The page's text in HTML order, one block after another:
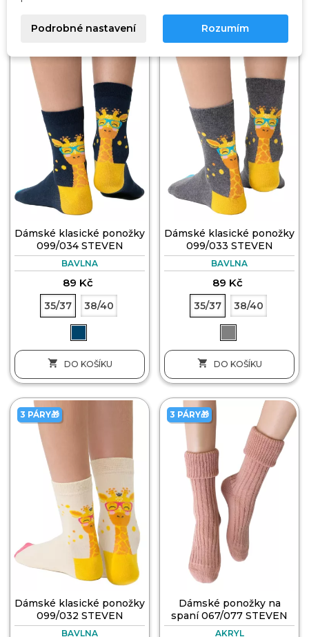
Dámské klasické ponožky
099/034 STEVEN
BAVLNA
89 Kč
35/37 38/40
 DO KOŠÍKU
3 PÁRY🎁
Dámské klasické ponožky
099/033 STEVEN
BAVLNA
89 Kč
35/37 38/40
 DO KOŠÍKU
3 PÁRY🎁
Dámské klasické ponožky
099/032 STEVEN
BAVLNA
3 PÁRY🎁
Dámské ponožky na
spaní 067/077 STEVEN
AKRYL
Podrobné nastavení Rozumím